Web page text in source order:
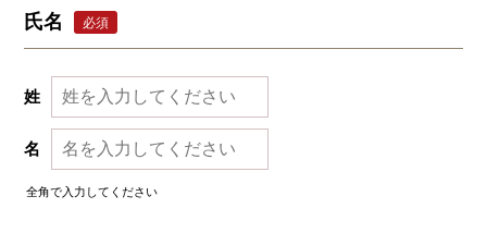
氏名 必須
姓
名
全角で入力してください